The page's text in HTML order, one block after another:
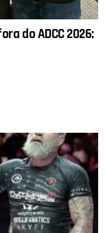
do ADCC 2026: